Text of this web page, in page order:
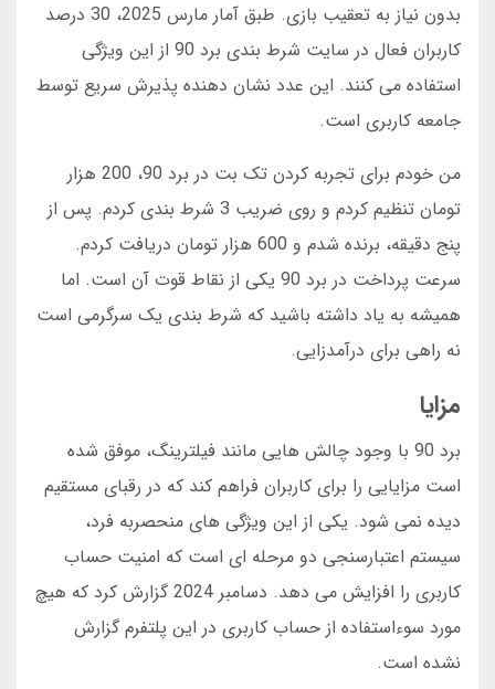
بدون نیاز به تعقیب بازی. طبق آمار مارس 2025، 30 درصد
کاربران فعال در سایت شرط بندی برد 90 از این ویژگی
استفاده می کنند. این عدد نشان دهنده پذیرش سریع توسط
جامعه کاربری است.
من خودم برای تجربه کردن تک بت در برد 90، 200 هزار
تومان تنظیم کردم و روی ضریب 3 شرط بندی کردم. پس از
پنج دقیقه، برنده شدم و 600 هزار تومان دریافت کردم.
سرعت پرداخت در برد 90 یکی از نقاط قوت آن است. اما
همیشه به یاد داشته باشید که شرط بندی یک سرگرمی است
نه راهی برای درآمدزایی.
مزایا
برد 90 با وجود چالش هایی مانند فیلترینگ، موفق شده
است مزایایی را برای کاربران فراهم کند که در رقبای مستقیم
دیده نمی شود. یکی از این ویژگی های منحصربه فرد،
سیستم اعتبارسنجی دو مرحله ای است که امنیت حساب
کاربری را افزایش می دهد. دسامبر 2024 گزارش کرد که هیچ
مورد سوءاستفاده از حساب کاربری در این پلتفرم گزارش
نشده است.